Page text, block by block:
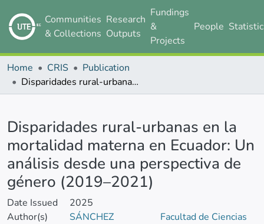
Communities
& Collections
Research
Outputs
Fundings
&
Projects
People
Home CRIS
Publication
Disparidades rural-urbanas en la mortalidad materna en Ecuador: Un análisis desde una perspectiva de género (2019–2021)
Disparidades rural-urbanas en la
mortalidad materna en Ecuador: Un
análisis desde una perspectiva de
género (2019–2021)
Date Issued
2025
Author(s)
SÁNCHEZ
Facultad de Ciencias